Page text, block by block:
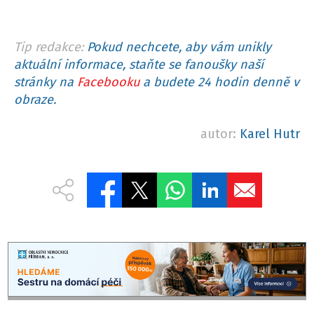
Tip redakce: Pokud nechcete, aby vám unikly
aktuální informace, staňte se fanoušky naší
stránky na Facebookua budete 24 hodin denně v
obraze.
autor: Karel Hutr